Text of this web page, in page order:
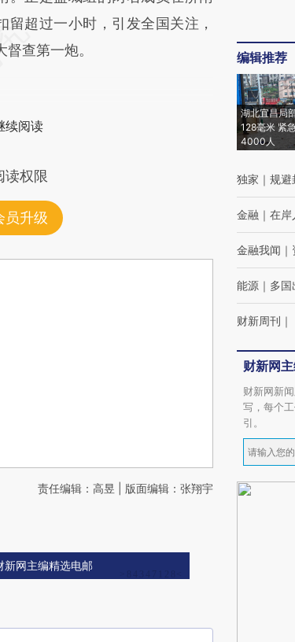
留超过一小时，引发全国关注，
查第一炮。
续阅读
权限
员升级
责任编辑：高昱 | 版面编辑：张翔宇
新网主编精选电邮
编辑推荐
湖北宜昌局
128毫米 紧
4000人
独家 ｜ 规避
金融 ｜ 在岸
金融我闻 ｜
能源 ｜ 多国
财新周刊 ｜
财新网
财新网新
写，每个
引。